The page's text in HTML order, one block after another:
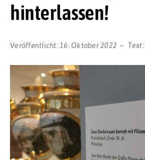
hinterlassen!
Veröffentlicht: 16. Oktober 2022 Text: